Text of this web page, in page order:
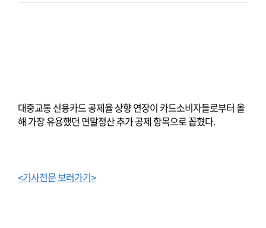
대중교통 신용카드 공제율 상향 연장이 카드소비자들로부터 올
해 가장 유용했던 연말정산 추가 공제 항목으로 꼽혔다.
<기사전문 보러가기>